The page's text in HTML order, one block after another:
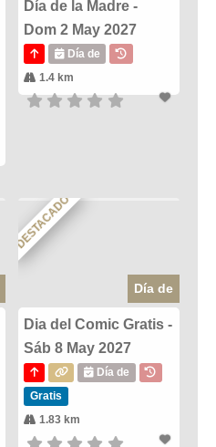
Día de la Madre -
Dom 2 May 2027
Día de
1.4 km
DESTACADO
Día de
Dia del Comic Gratis -
Sáb 8 May 2027
Día de
Gratis
1.83 km